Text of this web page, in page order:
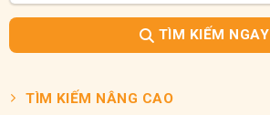
TÌM KIẾM NGAY
TÌM KIẾM NÂNG CAO